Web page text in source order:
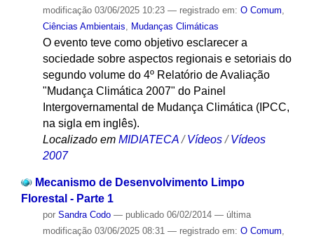
modificação03/06/2025 10:23 — registrado em: O Comum
Ciências Ambientais
Mudanças Climáticas
O evento teve como objetivo esclarecer a
sociedade sobre aspectos regionais e setoriais do
segundo volume do 4º Relatório de Avaliação
"Mudança Climática 2007" do Painel
Intergovernamental de Mudança Climática (IPCC,
na sigla em inglês).
Localizado em MIDIATECA /Vídeos /Vídeos
2007
Mecanismo de Desenvolvimento Limpo
Florestal - Parte 1
por Sandra Codo — publicado06/02/2014 — última
modificação03/06/2025 08:31 — registrado em: O Comum,